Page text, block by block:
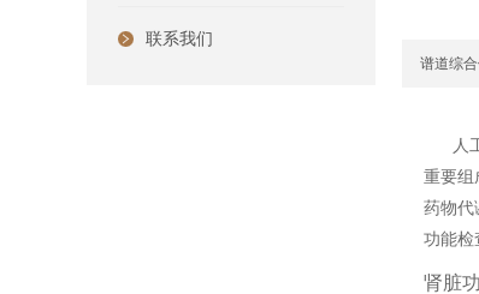
联系我们
谱道综
人
重要组
药物代
功能检
肾脏